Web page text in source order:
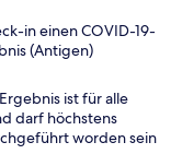
in einen COVID-19-
(Antigen)
ist für alle
darf höchstens
worden sein